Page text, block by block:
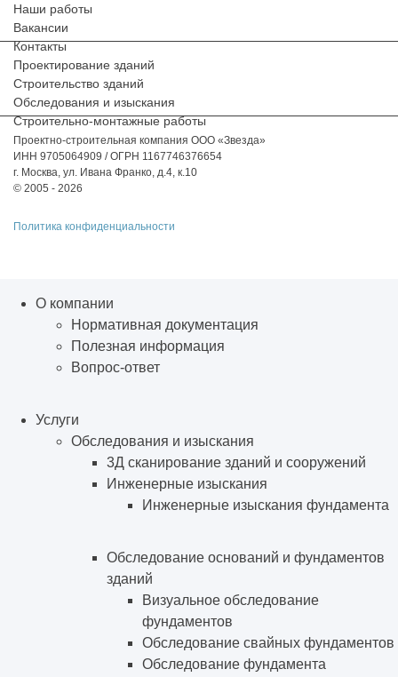
Наши работы
Вакансии
Контакты
Проектирование зданий
Строительство зданий
Обследования и изыскания
Строительно-монтажные работы
Проектно-строительная компания ООО «Звезда»
ИНН 9705064909 / ОГРН 1167746376654
г. Москва, ул. Ивана Франко, д.4, к.10
© 2005 - 2026
Политика конфиденциальности
О компании
Нормативная документация
Полезная информация
Вопрос-ответ
Услуги
Обследования и изыскания
3Д сканирование зданий и сооружений
Инженерные изыскания
Инженерные изыскания фундамента
Обследование оснований и фундаментов
зданий
Визуальное обследование
фундаментов
Обследование свайных фундаментов
Обследование фундамента